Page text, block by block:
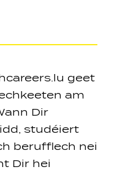
geet
am
Dir
studéiert
berufflech nei
Dir hei